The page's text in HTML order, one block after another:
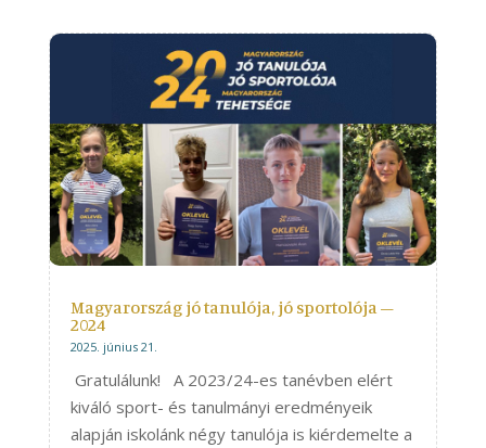
Magyarország jó tanulója, jó sportolója –
2024
2025. június 21.
Gratulálunk! A 2023/24-es tanévben elért
kiváló sport- és tanulmányi eredményeik
alapján iskolánk négy tanulója is kiérdemelte a